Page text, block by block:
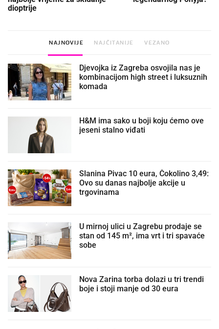
dioptrije
NAJNOVIJE NAJČITANIJE VEZANO
Djevojka iz Zagreba osvojila nas je
kombinacijom high street i luksuznih
komada
H&M ima sako u boji koju ćemo ove
jeseni stalno viđati
Slanina Pivac 10 eura, Čokolino 3,49:
Ovo su danas najbolje akcije u
trgovinama
U mirnoj ulici u Zagrebu prodaje se
stan od 145 m², ima vrt i tri spavaće
sobe
Nova Zarina torba dolazi u tri trendi
boje i stoji manje od 30 eura